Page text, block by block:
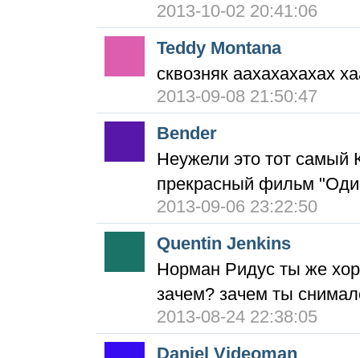
2013-10-02 20:41:06
Teddy Montana
сквозняк аахахахахах
2013-09-08 21:50:47
Bender
Неужели это тот самый
прекрасный фильм
2013-09-06 23:22:50
Quentin Jenkins
Норман Ридус ты же
зачем? зачем ты
2013-08-24 22:38:05
Daniel Videoman